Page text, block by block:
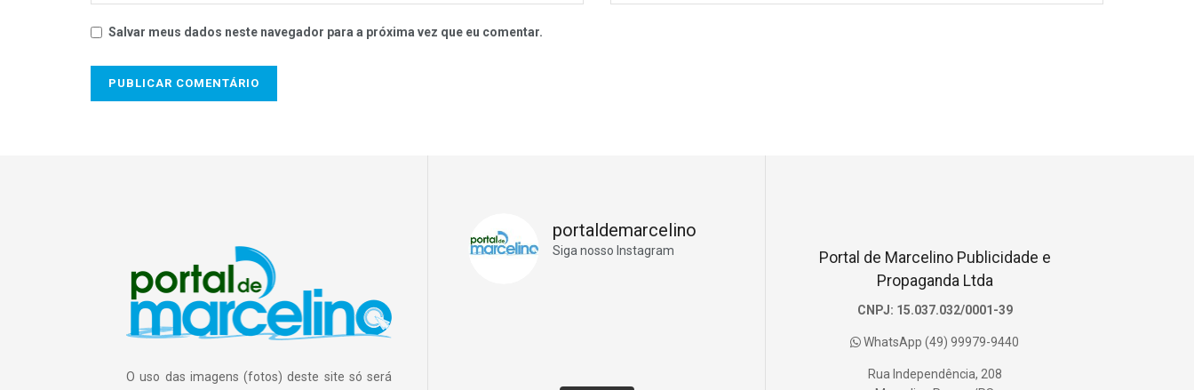
Salvar meus dados neste navegador para a próxima vez que eu comentar.
O uso das imagens (fotos) deste site só será
portaldemarcelino
Siga nosso Instagram
Portal de Marcelino Publicidade e
Propaganda Ltda
CNPJ: 15.037.032/0001-39
WhatsApp (49) 99979-9440
Rua Independência, 208